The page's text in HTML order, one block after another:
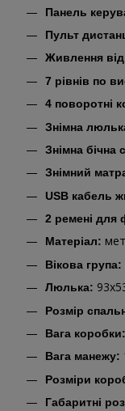
Панель
Пульт
Живлення
7 рівнів по
4 поворотні
Знімна
Знімна бічна
Знімний
USB кабель
2 ремені для
Матеріал:
Вікова група:
Люлька:
Розмір
Вага коробки:
Вага манежу:
Розміри
Габаритні